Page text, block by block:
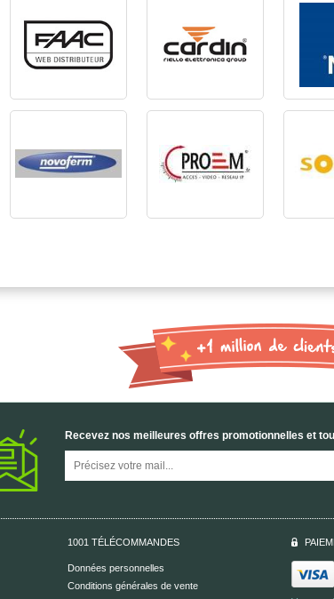
Recevez nos meilleures offres promotionnelles et
1001 TÉLÉCOMMANDES
Données personnelles
Conditions générales de vente